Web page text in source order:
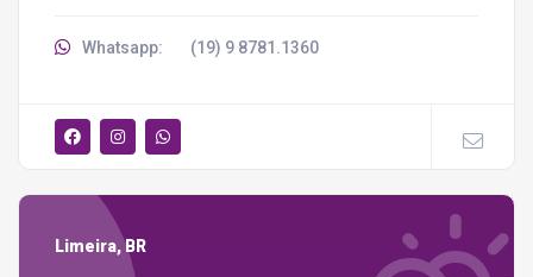
Whatsapp: (19) 9 8781.1360
Limeira, BR